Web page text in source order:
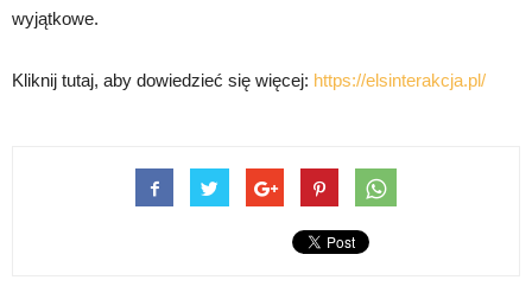
wyjątkowe.
Kliknij tutaj, aby dowiedzieć się więcej: https://elsinterakcja.pl/